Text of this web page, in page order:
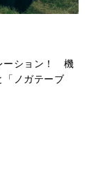
ーション！ 機
「ノガテーブ